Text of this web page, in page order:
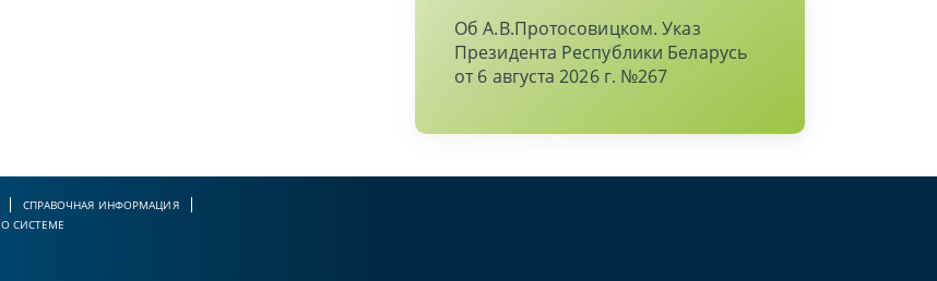
Об А.В.Протосовицком. Указ
Президента Республики Беларусь
от 6 августа 2026 г. №267
СПРАВОЧНАЯ ИНФОРМАЦИЯ
О СИСТЕМЕ